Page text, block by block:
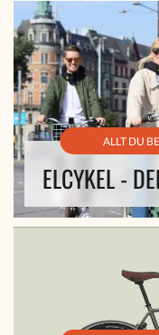
ALLT DU
ELCYKEL -